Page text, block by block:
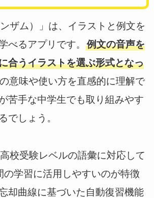
ザム）」は、イラストと例文を
べるアプリです。 例文の音声を
合うイラストを選ぶ形式となっ
意味や使い方を直感的に理解で
苦手な中学生でも取り組みやす
でしょう。
校受験レベルの語彙に対応して
の学習に活用しやすいのが特徴
却曲線に基づいた自動復習機能